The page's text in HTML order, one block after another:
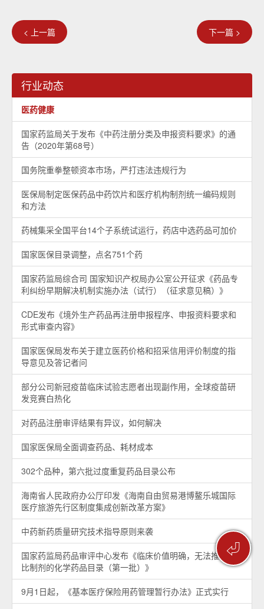
⏎
< 上一篇 下一篇 >
行业动态
医药健康
国家药监局关于发布《中药注册分类及申报资料要求》的通
告（2020年第68号）
国务院重拳整顿资本市场，严打违法违规行为
医保局制定医保药品中药饮片和医疗机构制剂统一编码规则
和方法
药械集采全国平台14个子系统试运行，药店中选药品可加价
国家医保目录调整，点名751个药
国家药监局综合司 国家知识产权局办公室公开征求《药品专
利纠纷早期解决机制实施办法（试行）（征求意见稿）》
CDE发布《境外生产药品再注册申报程序、申报资料要求和
形式审查内容》
国家医保局发布关于建立医药价格和招采信用评价制度的指
导意见及答记者问
部分公司新冠疫苗临床试验志愿者出现副作用，全球疫苗研
发竞赛白热化
对药品注册审评结果有异议，如何解决
国家医保局全面调查药品、耗材成本
302个品种，第六批过度重复药品目录公布
海南省人民政府办公厅印发《海南自由贸易港博鳌乐城国际
医疗旅游先行区制度集成创新改革方案》
中药新药质量研究技术指导原则来袭
国家药监局药品审评中心发布《临床价值明确，无法推荐参
比制剂的化学药品目录（第一批）》
9月1日起，《基本医疗保险用药管理暂行办法》正式实行